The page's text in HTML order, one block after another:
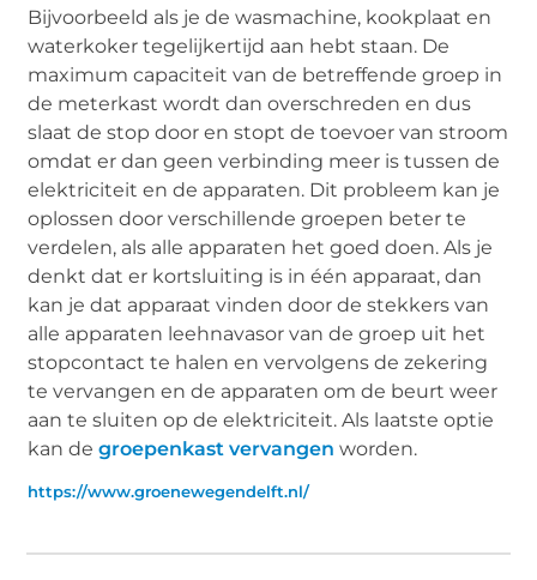
Bijvoorbeeld als je de wasmachine, kookplaat en
waterkoker tegelijkertijd aan hebt staan. De
maximum capaciteit van de betreffende groep in
de meterkast wordt dan overschreden en dus
slaat de stop door en stopt de toevoer van stroom
omdat er dan geen verbinding meer is tussen de
elektriciteit en de apparaten. Dit probleem kan je
oplossen door verschillende groepen beter te
verdelen, als alle apparaten het goed doen. Als je
denkt dat er kortsluiting is in één apparaat, dan
kan je dat apparaat vinden door de stekkers van
alle apparaten leehnavasor van de groep uit het
stopcontact te halen en vervolgens de zekering
te vervangen en de apparaten om de beurt weer
aan te sluiten op de elektriciteit. Als laatste optie
kan degroepenkast vervangen worden.
https://www.groenewegendelft.nl/